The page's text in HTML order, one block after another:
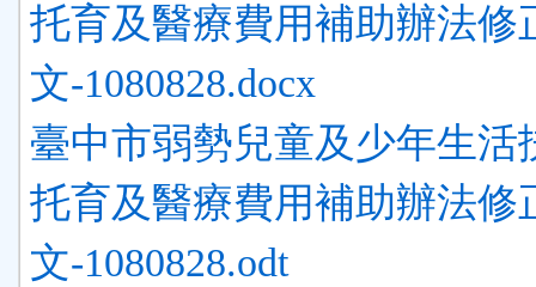
托育及醫療費用補助辦法修
文-1080828.docx
臺中市弱勢兒童及少年生活
托育及醫療費用補助辦法修
文-1080828.odt